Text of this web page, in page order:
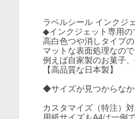
ラベルシール インクジ
◆インクジェット専用の
高白色つや消しタイプ
マットな表面処理なの
例えば自家製のお菓子
【高品質な日本製】
◆サイズが見つからなか
カスタマイズ（特注）対